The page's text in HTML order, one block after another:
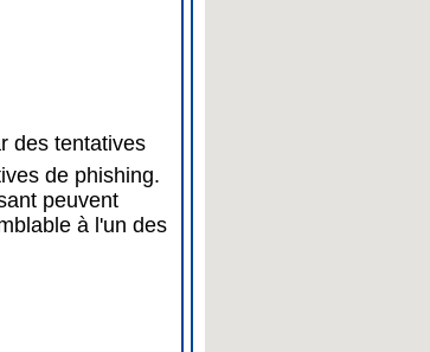
des tentatives
de phishing.
peuvent
à l'un des